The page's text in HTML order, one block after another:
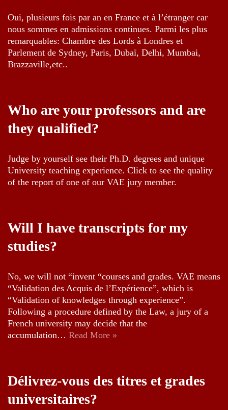
Oui, plusieurs fois par an en France et à l’étranger car
nous sommes en admissions continues. Parmi les plus
remarquables: Chambre des Lords à Londres et
Parlement de Sydney, Paris, Dubaï, Delhi, Mumbai,
Brazzaville,etc..
Who are your professors and are
they qualified?
Judge by yourself see their Ph.D. degrees and unique
University teaching experience. Click to see the quality
of the report of one of our VAE jury member.
Will I have transcripts for my
studies?
No, we will not “invent “courses and grades. VAE means
“Validation des Acquis de l’Expérience”, which is
“Validation of knowledges through experience”.
Following a procedure defined by the Law, a jury of a
French university may decide that the
accumulation… Read More »
Délivrez-vous des titres et grades
universitaires?